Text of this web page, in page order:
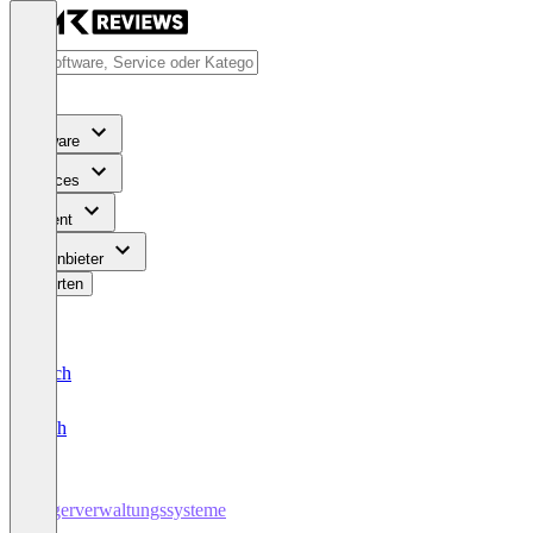
Software
Services
Content
Für Anbieter
Bewerten
Deutsch
English
Lagerverwaltungssysteme